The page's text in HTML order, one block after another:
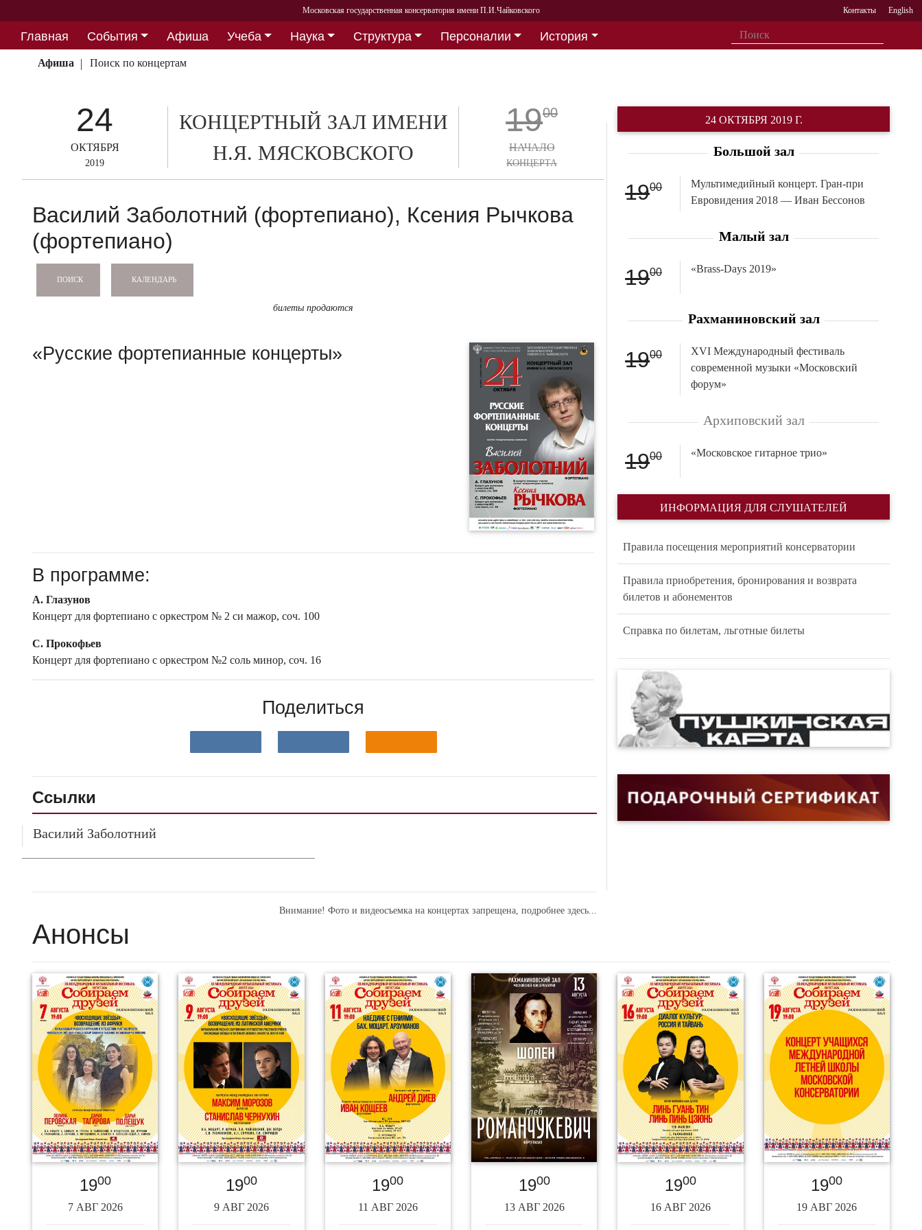
Московская государственная консерватория имени П.И.Чайковского Контакты English
Главная События Афиша Учеба Наука Структура Персоналии
История
Партнерство
Афиша Поиск по концертам
24
ОКТЯБРЯ
2019
КОНЦЕРТНЫЙ ЗАЛ ИМЕНИ
Н.Я. МЯСКОВСКОГО
1900
НАЧАЛО
КОНЦЕРТА
Василий Заболотний (фортепиано), Ксения Рычкова
(фортепиано)
ПОИСК КАЛЕНДАРЬ
билеты продаются
«Русские фортепианные концерты»
В программе:
А. Глазунов
Концерт для фортепиано с оркестром № 2 си мажор, соч. 100
С. Прокофьев
Концерт для фортепиано с оркестром №2 соль минор, соч. 16
Поделиться
Ссылки
Василий Заболотний
Внимание! Фото и видеосъемка на концертах запрещена,подробнее здесь...
24 ОКТЯБРЯ 2019 Г.
Большой зал
1900
Мультимедийный концерт. Гран-при
Евровидения 2018 — Иван Бессонов
Малый зал
1900 «Brass-Days 2019»
Рахманиновский зал
1900
XVI Международный фестиваль
современной музыки «Московский
форум»
Архиповский зал
1900 «Московское гитарное трио»
ИНФОРМАЦИЯ ДЛЯ СЛУШАТЕЛЕЙ
Правила посещения мероприятий консерватории
Правила приобретения, бронирования и возврата
билетов и абонементов
Справка по билетам, льготные билеты
Анонсы
1900
7 АВГ 2026
1900
9 АВГ 2026
1900
11 АВГ 2026
1900
13 АВГ 2026
1900
16 АВГ 2026
1900
19 АВГ 2026